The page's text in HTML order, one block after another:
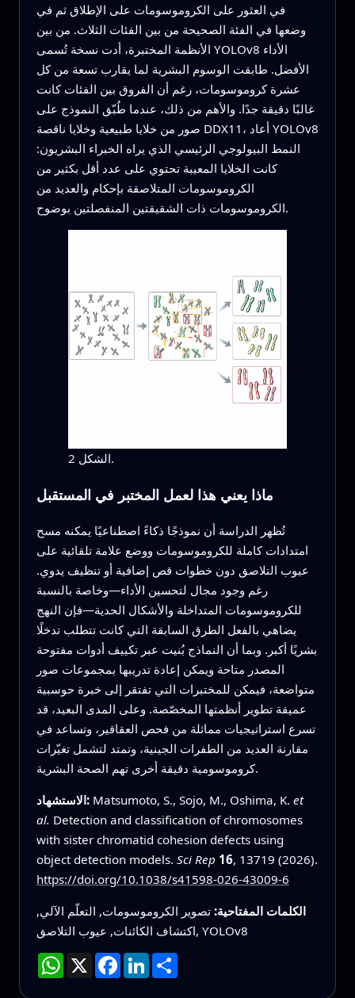
في العثور على الكروموسومات على الإطلاق ثم في
وضعها في الفئة الصحيحة من بين الفئات الثلاث. من بين
الأنظمة المختبرة، أدت نسخة تُسمى YOLOv8 الأداء
الأفضل. طابقت الوسوم البشرية لما يقارب تسعة من كل
عشرة كروموسومات، رغم أن الفروق بين الفئات كانت
غالبًا دقيقة جدًا. والأهم من ذلك، عندما طُبّق النموذج على
صور من خلايا طبيعية وخلايا ناقصة DDX11، أعاد YOLOv8
النمط البيولوجي الرئيسي الذي يراه الخبراء البشريون:
كانت الخلايا المعيبة تحتوي على عدد أقل بكثير من
الكروموسومات المتلاصقة بإحكام والعديد من
الكروموسومات ذات الشقيقتين المنفصلتين بوضوح.
الشكل 2.
ماذا يعني هذا لعمل المختبر في المستقبل
تُظهر الدراسة أن نموذجًا ذكاءً اصطناعيًا يمكنه مسح
امتدادات كاملة للكروموسومات ووضع علامة تلقائية على
عيوب التلاصق دون خطوات قص إضافية أو تنظيف يدوي.
رغم وجود مجال لتحسين الأداء—وخاصة بالنسبة
للكروموسومات المتداخلة والأشكال الحدية—فإن النهج
يضاهي بالفعل الطرق السابقة التي كانت تتطلب تدخلًا
بشريًا أكبر. وبما أن النماذج بُنيت عبر تكييف أدوات مفتوحة
المصدر متاحة ويمكن إعادة تدريبها بمجموعات صور
متواضعة، فيمكن للمختبرات التي تفتقر إلى خبرة حوسبية
عميقة تطوير أنظمتها المخصّصة. وعلى المدى البعيد، قد
تسرع استراتيجيات مماثلة من فحص العقاقير، وتساعد في
مقارنة العديد من الطفرات الجينية، وتمتد لتشمل تغيّرات
كروموسومية دقيقة أخرى تهم الصحة البشرية.
الاستشهاد: Matsumoto, S., Sojo, M., Oshima, K. et
al. Detection and classification of chromosomes
with sister chromatid cohesion defects using
object detection models. Sci Rep 16, 13719 (2026).
https://doi.org/10.1038/s41598-026-43009-6
الكلمات المفتاحية:تصوير الكروموسومات, التعلّم الآلي,
اكتشاف الكائنات, عيوب التلاصق, YOLOv8
WhatsApp
X Facebook
LinkedIn
انشر